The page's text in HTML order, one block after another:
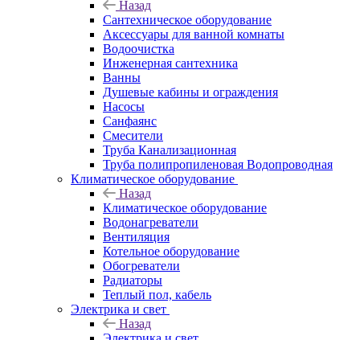
Назад
Сантехническое оборудование
Аксессуары для ванной комнаты
Водоочистка
Инженерная сантехника
Ванны
Душевые кабины и ограждения
Насосы
Санфаянс
Смесители
Труба Канализационная
Труба полипропиленовая Водопроводная
Климатическое оборудование
Назад
Климатическое оборудование
Водонагреватели
Вентиляция
Котельное оборудование
Обогреватели
Радиаторы
Теплый пол, кабель
Электрика и свет
Назад